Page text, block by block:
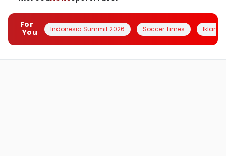
For
You
Indonesia Summit 2026 Soccer Times Iklanin